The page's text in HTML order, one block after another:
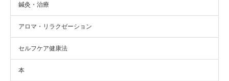
鍼灸・治療
アロマ・リラクゼーション
セルフケア健康法
本